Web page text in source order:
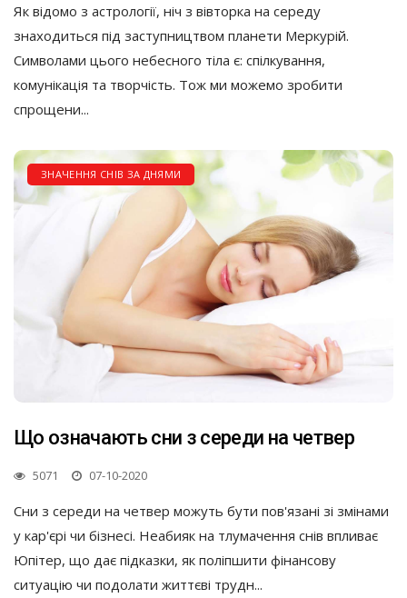
Як відомо з астрології, ніч з вівторка на середу
знаходиться під заступництвом планети Меркурій.
Символами цього небесного тіла є: спілкування,
комунікація та творчість. Тож ми можемо зробити
спрощени...
ЗНАЧЕННЯ СНІВ ЗА ДНЯМИ
Що означають сни з середи на четвер
5071 07-10-2020
Сни з середи на четвер можуть бути пов'язані зі змінами
у кар'єрі чи бізнесі. Неабияк на тлумачення снів впливає
Юпітер, що дає підказки, як поліпшити фінансову
ситуацію чи подолати життєві трудн...